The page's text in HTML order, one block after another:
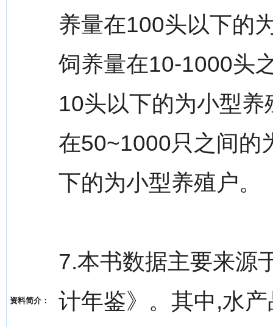
资料简介：
养量在100头以下的
饲养量在10-1000头
10头以下的为小型
在50~1000只之间的
下的为小型养殖户。
7.本书数据主要来源
计年鉴》。其中,水